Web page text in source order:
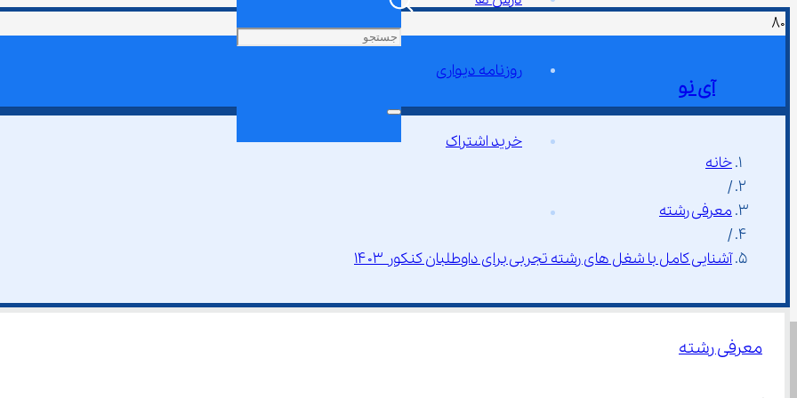
آی نو
روزنامه دیواری
خرید اشتراک
خانه
/
معرفی رشته
/
آشنایی کامل با شغل ‌های رشته تجربی برای داوطلبان کنکور ۱۴۰۳
معرفی رشته